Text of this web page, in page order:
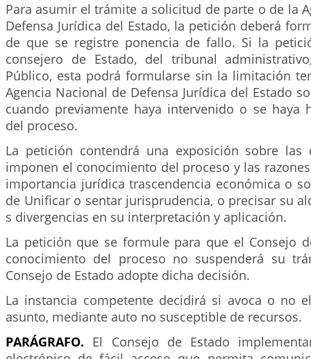
Para asumir el trámite a solicitud de parte o de la
Defensa Jurídica del Estado, la petición deberá
de que se registre ponencia de fallo. Si la
consejero de Estado, del tribunal
Público, esta podrá formularse sin la limitación
Agencia Nacional de Defensa Jurídica del Estado
cuando previamente haya intervenido o se haya
del proceso.
La petición contendrá una exposición sobre las
imponen el conocimiento del proceso y las
importancia jurídica trascendencia económica o
de Unificar o sentar jurisprudencia, o precisar su
s divergencias en su interpretación y aplicación.
La petición que se formule para que el Consejo
conocimiento del proceso no suspenderá su
Consejo de Estado adopte dicha decisión.
La instancia competente decidirá si avoca o no
asunto, mediante auto no susceptible de recursos.
PARÁGRAFO. El Consejo de Estado